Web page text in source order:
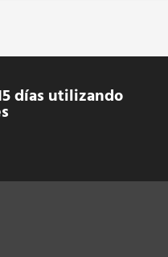
días utilizando